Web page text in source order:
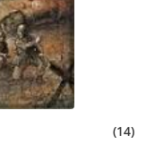
(14)